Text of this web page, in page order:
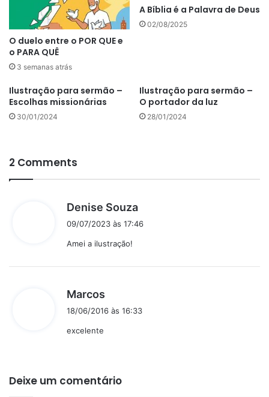
O duelo entre o POR QUE e
o PARA QUÊ
3 semanas atrás
A Bíblia é a Palavra de Deus
02/08/2025
Ilustração para sermão –
Escolhas missionárias
30/01/2024
Ilustração para sermão –
O portador da luz
28/01/2024
2 Comments
Denise Souza
09/07/2023 às 17:46
Amei a ilustração!
Marcos
18/06/2016 às 16:33
excelente
Deixe um comentário